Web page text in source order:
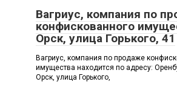
Вагриус, компания по
конфискованного
Орск, улица Горького, 41
Вагриус, компания по продаже
имущества находится по адресу:
Орск, улица Горького,